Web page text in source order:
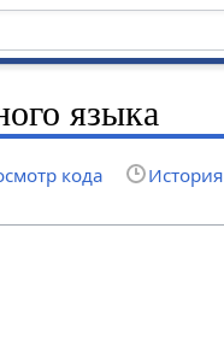
языка
кода История